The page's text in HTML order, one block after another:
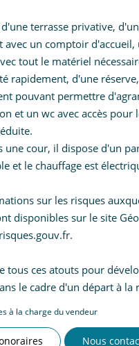
terrasse privative,
avec un comptoir d'accueil,
tout le matériel
rapidement, d'une
pouvant permettre
et un wc avec accès pour
une cour, il dispose d'un
et le chauffage est
sur les risques
disponibles sur le site
tous ces atouts pour
le cadre d'un départ à la
à la charge du vendeur
Nous